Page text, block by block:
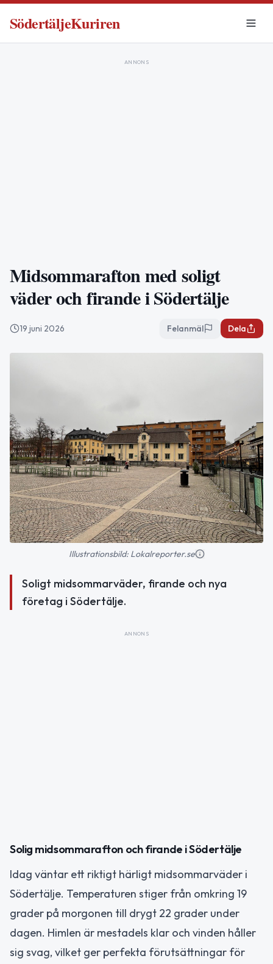
SödertäljeKuriren
ANNONS
Midsommarafton med soligt
väder och firande i Södertälje
19 juni 2026 Felanmäl Dela
Illustrationsbild: Lokalreporter.se
Soligt midsommarväder, firande och nya
företag i Södertälje.
ANNONS
Solig midsommarafton och firande i Södertälje
Idag väntar ett riktigt härligt midsommarväder i
Södertälje. Temperaturen stiger från omkring 19
grader på morgonen till drygt 22 grader under
dagen. Himlen är mestadels klar och vinden håller
sig svag, vilket ger perfekta förutsättningar för